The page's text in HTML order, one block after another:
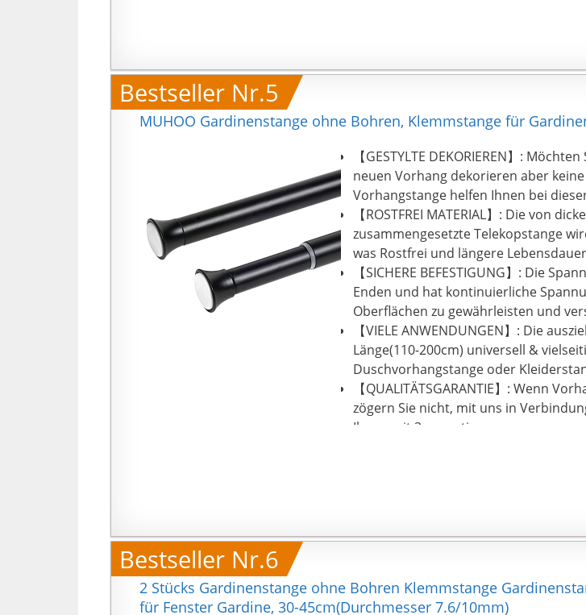
Bestseller Nr.5
MUHOO Gardinenstange ohne Bohren, Klemmstange für
【GESTYLTE DEKORIEREN】:
neuen Vorhang dekorieren aber
Vorhangstange helfen Ihnen bei
【ROSTFREI MATERIAL】: Die von
zusammengesetzte Telekopstange
was Rostfrei und längere
【SICHERE BEFESTIGUNG】: Die
Enden und hat kontinuierliche
Oberflächen zu gewährleisten und
【VIELE ANWENDUNGEN】: Die
Länge(110-200cm) universell &
Duschvorhangstange oder
【QUALITÄTSGARANTIE】: Wenn
zögern Sie nicht, mit uns in
Ihnen mit 3-monatigen
Bestseller Nr.6
2 Stücks Gardinenstange ohne Bohren Klemmstange
für Fenster Gardine, 30-45cm(Durchmesser 7.6/10mm)